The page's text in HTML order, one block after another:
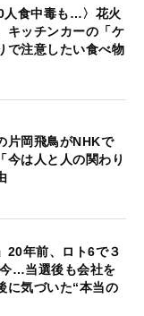
人食中毒も…〉花火
キッチンカーの「ケ
で注意したい食べ物
片岡飛鳥がNHKで
は人と人の関わり
20年前、ロト6で３
…当選後も会社を
に気づいた“本当の